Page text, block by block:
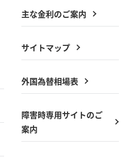
主な金利のご案内
サイトマップ
外国為替相場表
障害時専用サイトのご
案内